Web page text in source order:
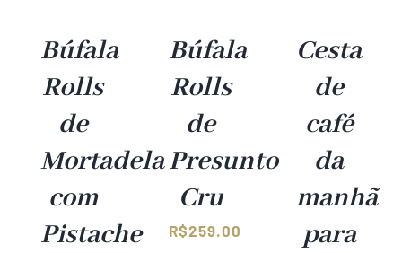
Búfala
Rolls
de
Mortadela
com
Pistache
Búfala
Rolls
de
Presunto
Cru
R$259.00
Cesta
de
café
da
manhã
para